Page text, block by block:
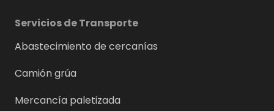
Servicios de Transporte
Abastecimiento de cercanías
Camión grúa
Mercancía paletizada